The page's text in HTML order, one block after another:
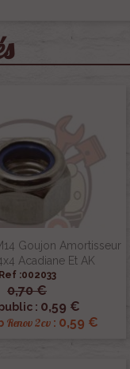
Goujon Amortisseur
Acadiane Et AK
Ref :002033
0,70 €
: 0,59 €
Renov 2cv: 0,59 €
Aperçu rapide